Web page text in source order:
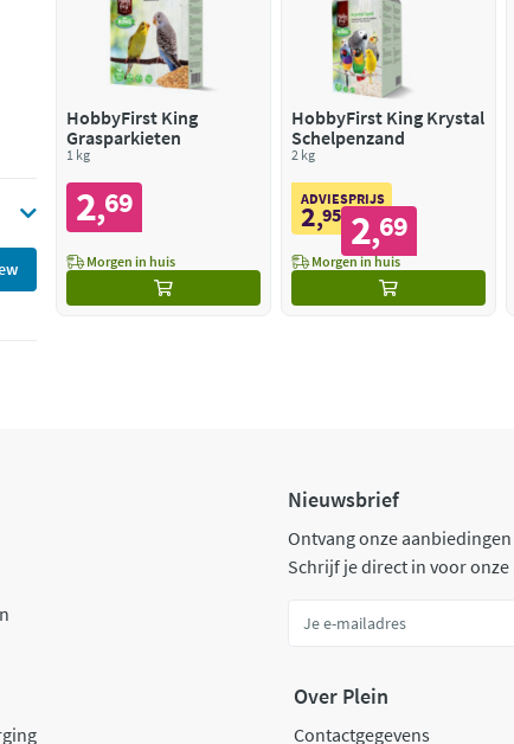
HobbyFirst King
Grasparkieten
1 kg
2,69
Morgen in huis
HobbyFirst King Krystal
Schelpenzand
2 kg
ADVIESPRIJS
2,95 2,69
Morgen in huis
Nieuwsbrief
Ontvang onze aanbiedingen
Schrijf je direct in voor
Over Plein
Contactgegevens